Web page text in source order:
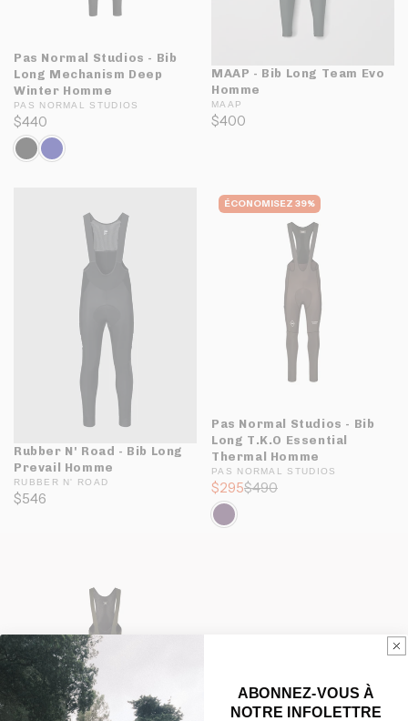
Pas Normal Studios - Bib
Long Mechanism Deep
Winter Homme
PAS NORMAL STUDIOS
$440
MAAP - Bib Long Team Evo
Homme
MAAP
$400
Rubber N' Road - Bib Long
Prevail Homme
RUBBER N' ROAD
$546
ÉCONOMISEZ 39%
Pas Normal Studios - Bib
Long T.K.O Essential
Thermal Homme
PAS NORMAL STUDIOS
$295$490
ABONNEZ-VOUS À
NOTRE INFOLETTRE